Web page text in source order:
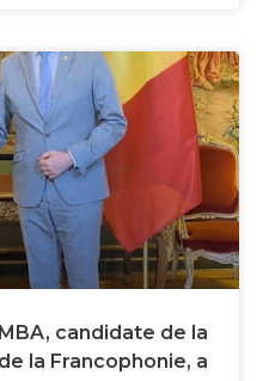
candidate de la
la Francophonie, a